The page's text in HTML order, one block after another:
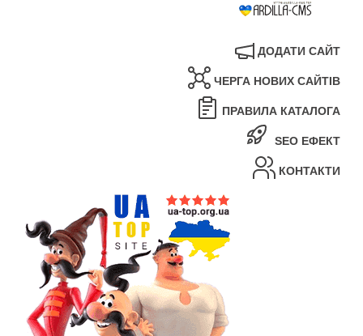
ДОДАТИ САЙТ
ЧЕРГА НОВИХ САЙТІВ
ПРАВИЛА КАТАЛОГА
SEO ЕФЕКТ
КОНТАКТИ